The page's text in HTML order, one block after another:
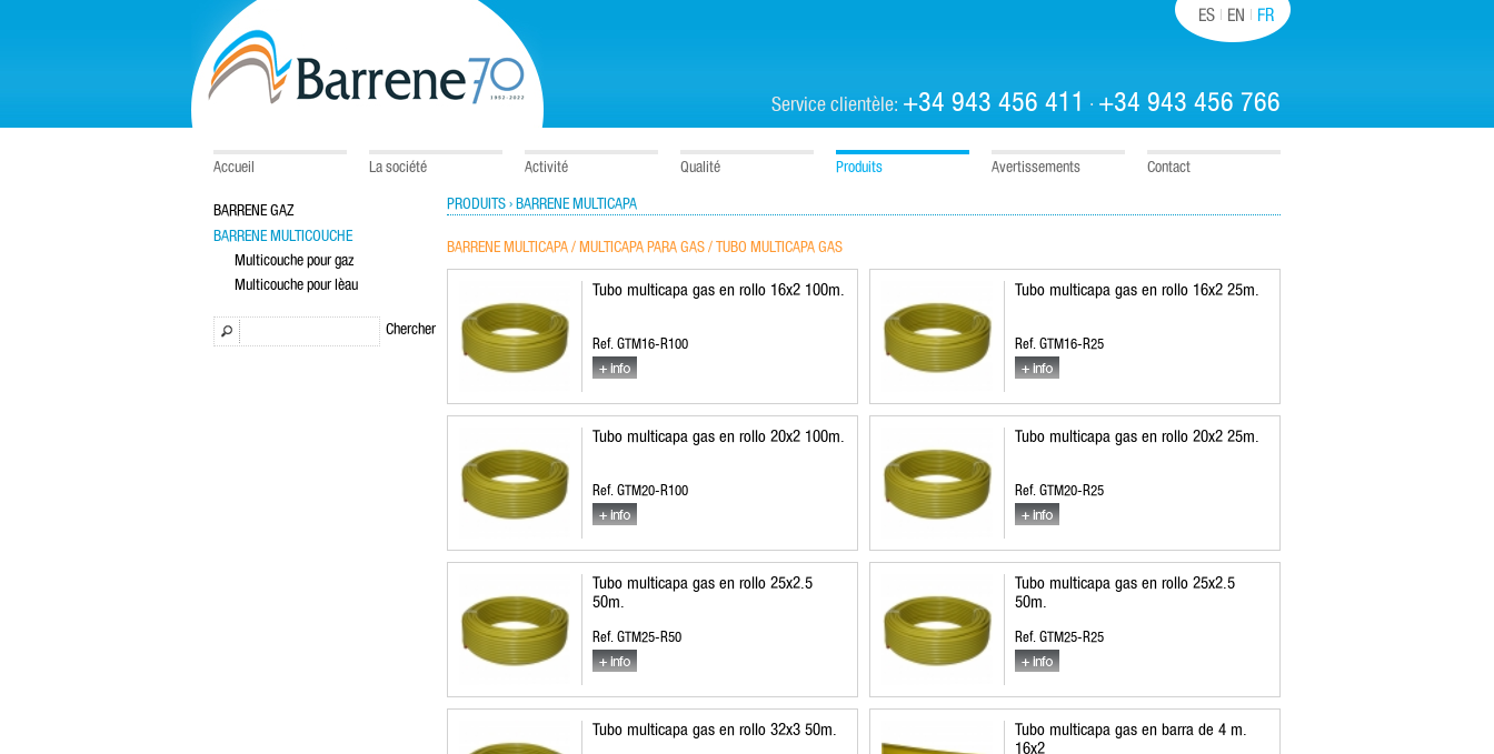
ES EN FR
Service clientèle: +34 943 456 411 · +34 943 456 766
Accueil La société Activité Qualité Produits Avertissements Contact
BARRENE GAZ
BARRENE MULTICOUCHE
Multicouche pour gaz
Multicouche pour lèau
Chercher
PRODUITS › BARRENE MULTICAPA
BARRENE MULTICAPA / MULTICAPA PARA GAS / TUBO MULTICAPA GAS
Tubo multicapa gas en rollo 16x2 100m.
Ref. GTM16-R100
Tubo multicapa gas en rollo 16x2 25m.
Ref. GTM16-R25
Tubo multicapa gas en rollo 20x2 100m.
Ref. GTM20-R100
Tubo multicapa gas en rollo 20x2 25m.
Ref. GTM20-R25
Tubo multicapa gas en rollo 25x2.5
50m.
Ref. GTM25-R50
Tubo multicapa gas en rollo 25x2.5
50m.
Ref. GTM25-R25
Tubo multicapa gas en rollo 32x3 50m.
Tubo multicapa gas en barra de 4 m.
16x2